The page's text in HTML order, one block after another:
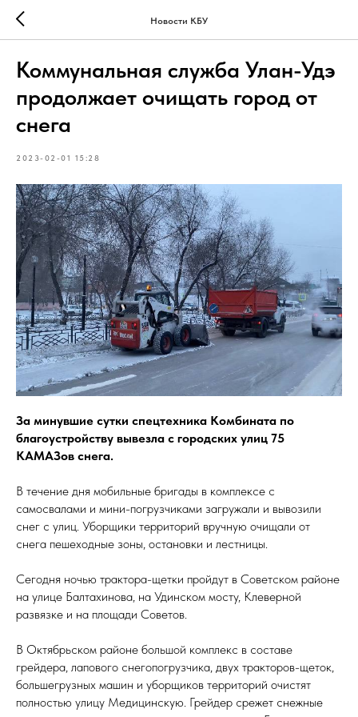
Новости КБУ
Коммунальная служба Улан-Удэ
продолжает очищать город от
снега
2023-02-01 15:28
За минувшие сутки спецтехника Комбината по
благоустройству вывезла с городских улиц 75
КАМАЗов снега.
В течение дня мобильные бригады в комплексе с
самосвалами и мини-погрузчиками загружали и вывозили
снег с улиц. Уборщики территорий вручную очищали от
снега пешеходные зоны, остановки и лестницы.
Сегодня ночью трактора-щетки пройдут в Советском районе
на улице Балтахинова, на Удинском мосту, Клеверной
развязке и на площади Советов.
В Октябрьском районе большой комплекс в составе
грейдера, лапового снегопогрузчика, двух тракторов-щеток,
большегрузных машин и уборщиков территорий очистят
полностью улицу Медицинскую. Грейдер срежет снежные